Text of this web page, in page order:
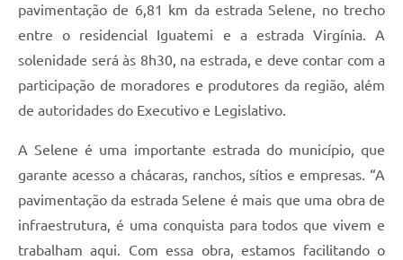
pavimentação de 6,81 km da estrada Selene, no trecho
entre o residencial Iguatemi e a estrada Virgínia. A
solenidade será às 8h30, na estrada, e deve contar com a
participação de moradores e produtores da região, além
de autoridades do Executivo e Legislativo.
A Selene é uma importante estrada do município, que
garante acesso a chácaras, ranchos, sítios e empresas. “A
pavimentação da estrada Selene é mais que uma obra de
infraestrutura, é uma conquista para todos que vivem e
trabalham aqui. Com essa obra, estamos facilitando o